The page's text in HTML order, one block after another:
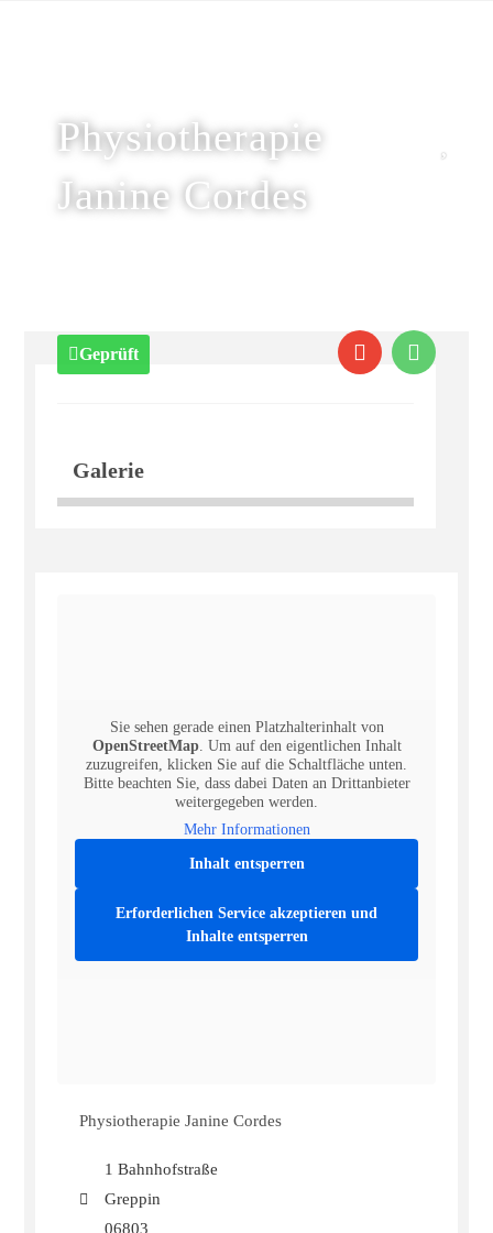
Physiotherapie
Janine Cordes
Geprüft
Galerie
Sie sehen gerade einen Platzhalterinhalt von
OpenStreetMap. Um auf den eigentlichen Inhalt
zuzugreifen, klicken Sie auf die Schaltfläche unten.
Bitte beachten Sie, dass dabei Daten an Drittanbieter
weitergegeben werden.
Mehr Informationen
Inhalt entsperren
Erforderlichen Service akzeptieren und
Inhalte entsperren
Physiotherapie Janine Cordes
1 Bahnhofstraße
Greppin
06803